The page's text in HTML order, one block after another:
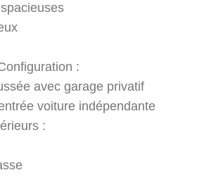
:
avec garage privatif
voiture indépendante
: